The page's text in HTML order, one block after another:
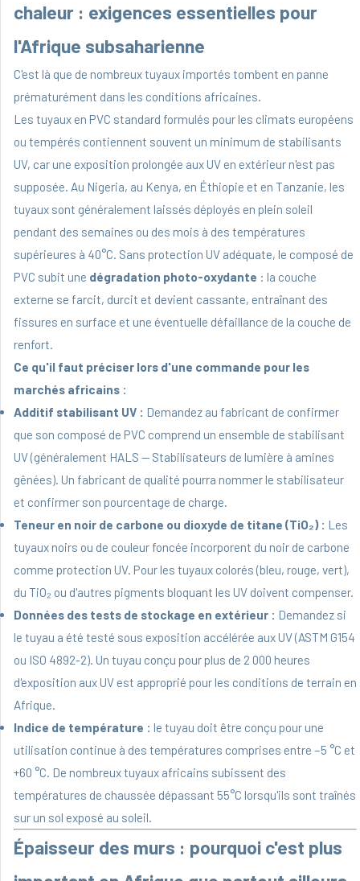
chaleur : exigences essentielles pour
l'Afrique subsaharienne
C'est là que de nombreux tuyaux importés tombent en panne
prématurément dans les conditions africaines.
Les tuyaux en PVC standard formulés pour les climats européens
ou tempérés contiennent souvent un minimum de stabilisants
UV, car une exposition prolongée aux UV en extérieur n'est pas
supposée. Au Nigeria, au Kenya, en Éthiopie et en Tanzanie, les
tuyaux sont généralement laissés déployés en plein soleil
pendant des semaines ou des mois à des températures
supérieures à 40°C. Sans protection UV adéquate, le composé de
PVC subit une dégradation photo-oxydante : la couche
externe se farcit, durcit et devient cassante, entraînant des
fissures en surface et une éventuelle défaillance de la couche de
renfort.
Ce qu'il faut préciser lors d'une commande pour les
marchés africains :
Additif stabilisant UV : Demandez au fabricant de confirmer
que son composé de PVC comprend un ensemble de stabilisant
UV (généralement HALS — Stabilisateurs de lumière à amines
gênées). Un fabricant de qualité pourra nommer le stabilisateur
et confirmer son pourcentage de charge.
Teneur en noir de carbone ou dioxyde de titane (TiO₂) : Les
tuyaux noirs ou de couleur foncée incorporent du noir de carbone
comme protection UV. Pour les tuyaux colorés (bleu, rouge, vert),
du TiO₂ ou d'autres pigments bloquant les UV doivent compenser.
Données des tests de stockage en extérieur : Demandez si
le tuyau a été testé sous exposition accélérée aux UV (ASTM G154
ou ISO 4892-2). Un tuyau conçu pour plus de 2 000 heures
d'exposition aux UV est approprié pour les conditions de terrain en
Afrique.
Indice de température : le tuyau doit être conçu pour une
utilisation continue à des températures comprises entre −5 °C et
+60 °C. De nombreux tuyaux africains subissent des
températures de chaussée dépassant 55°C lorsqu'ils sont traînés
sur un sol exposé au soleil.
Épaisseur des murs : pourquoi c'est plus